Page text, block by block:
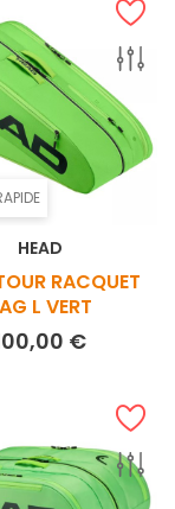
HEAD
RACQUET
L VERT
€Prix